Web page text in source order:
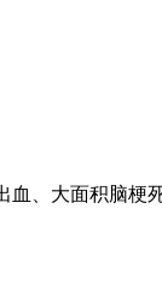
血、大面积脑梗